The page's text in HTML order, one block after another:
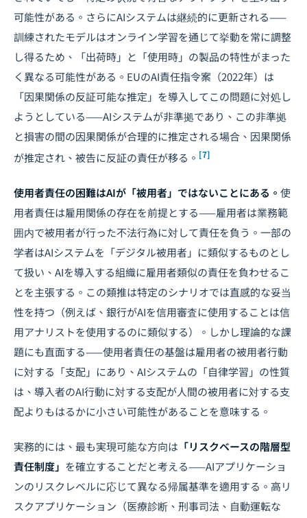
可能性がある。さらにAIシステムは継続的に更新される——
訓練されたモデルはオンライン学習を通じて挙動を常に調整
し得るため、「出荷時」と「使用時」の製品の特性がまった
く異なる可能性がある。EUのAI責任指令案（2022年）は
「因果関係の反証可能な推定」を導入してこの問題に対処し
ようとしている——AIシステムが非準拠であり、この非準拠
と損害の間の因果関係が合理的に推定される場合、因果関係
が推定され、被告に反証の責任が移る。 [7]
使用者責任の困難はAIが「被用者」ではないことにある。 使
用者責任は雇用関係の存在を前提とする——雇用者は業務範
囲内で被用者が行った不法行為に対して責任を負う。一部の
学者はAIシステムを「デジタル被用者」に類似するものとし
て扱い、AIを導入する組織に雇用者類似の責任を負わせるこ
とを主張する。この類推は特定のシナリオでは直感的な妥当
性を持つ（例えば、銀行がAIを信用審査に使用することは信
用アナリストを使用するのに類似する）。しかし理論的な課
題にも直面する——使用者責任の基盤は雇用者の被用者行動
に対する「支配」にあり、AIシステムの「自律学習」の性質
は、導入者のAI行動に対する支配が人間の被用者に対する支
配よりもはるかに小さい可能性があることを意味する。
実務的には、最も実現可能な方向は 「リスクベースの階層型
責任制度」 を確立することだと考える——AIアプリケーショ
ンのリスクレベルに応じて異なる帰属基準を適用する。高リ
スクアプリケーション（医療診断、刑事司法、自動運転な